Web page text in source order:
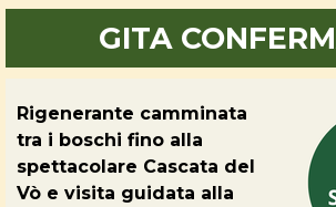
GITA
Rigenerante camminata
tra i boschi fino alla
spettacolare Cascata del
Vò e visita guidata alla